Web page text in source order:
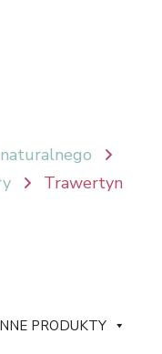
Trawertyn
PRODUKTY